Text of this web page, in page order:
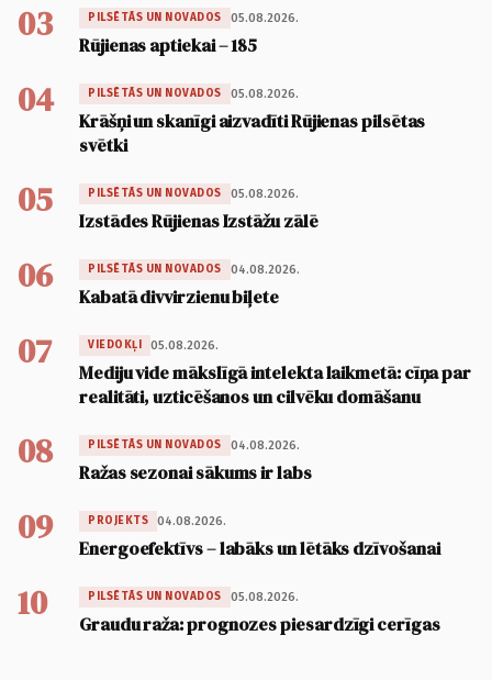
03 PILSĒTĀS UN NOVADOS 05.08.2026.
Rūjienas aptiekai – 185
04 PILSĒTĀS UN NOVADOS 05.08.2026.
Krāšņi un skanīgi aizvadīti Rūjienas pilsētas
svētki
05 PILSĒTĀS UN NOVADOS 05.08.2026.
Izstādes Rūjienas Izstāžu zālē
06 PILSĒTĀS UN NOVADOS 04.08.2026.
Kabatā divvirzienu biļete
07 VIEDOKĻI 05.08.2026.
Mediju vide mākslīgā intelekta laikmetā: cīņa par
realitāti, uzticēšanos un cilvēku domāšanu
08 PILSĒTĀS UN NOVADOS 04.08.2026.
Ražas sezonai sākums ir labs
09 PROJEKTS 04.08.2026.
Energoefektīvs – labāks un lētāks dzīvošanai
10 PILSĒTĀS UN NOVADOS 05.08.2026.
Graudu raža: prognozes piesardzīgi cerīgas